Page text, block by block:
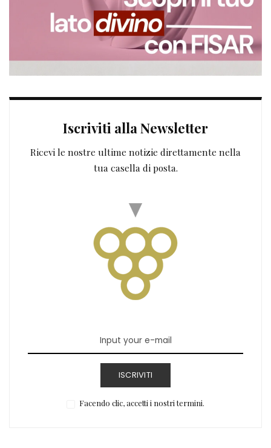
Iscriviti alla Newsletter
Ricevi le nostre ultime notizie direttamente nella
tua casella di posta.
ISCRIVITI
Facendo clic, accetti i nostri termini.